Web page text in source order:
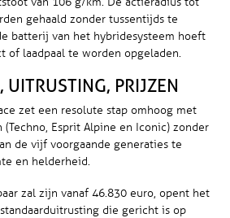
gehaald zonder tussentijds te
batterij van het hybridesysteem hoeft
of laadpaal te worden opgeladen.
UITRUSTING, PRIJZEN
zet een resolute stap omhoog met
Esprit Alpine en Iconic) zonder
de vijf voorgaande generaties te
en helderheid.
zal zijn vanaf 46.830 euro, opent het
die gericht is op